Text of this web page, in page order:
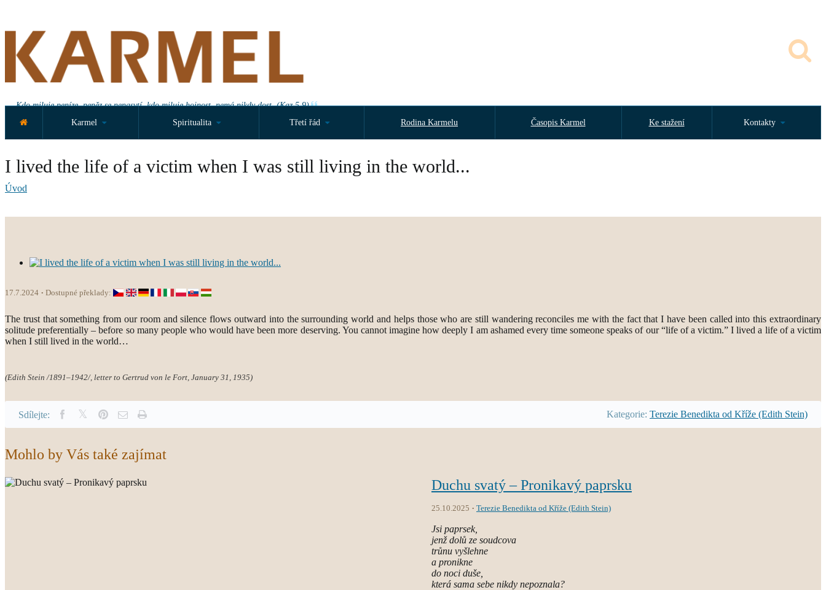
Kdo miluje peníze, peněz se nenasytí, kdo miluje hojnost, nemá nikdy dost. (Kaz 5,9)
Karmel
Spiritualita Třetí řád Rodina Karmelu Časopis Karmel Ke stažení Kontakty
I lived the life of a victim when I was still living in the world...
Úvod
17.7.2024 Dostupné překlady:
The trust that something from our room and silence flows outward into the surrounding world and helps those who are still wandering reconciles me with the fact that I have been called into this extraordinary
solitude preferentially – before so many people who would have been more deserving. You cannot imagine how deeply I am ashamed every time someone speaks of our “life of a victim.” I lived a life of a victim
when I still lived in the world…
(Edith Stein /1891–1942/, letter to Gertrud von le Fort, January 31, 1935)
Sdílejte: Kategorie: Terezie Benedikta od Kříže (Edith Stein)
Mohlo by Vás také zajímat
Duchu svatý – Pronikavý paprsku
25.10.2025 Terezie Benedikta od Kříže (Edith Stein)
Jsi paprsek,
jenž dolů ze soudcova
trůnu vyšlehne
a pronikne
do noci duše,
která sama sebe nikdy nepoznala?